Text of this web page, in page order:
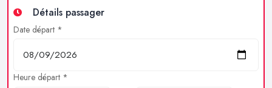
Détails passager
Date départ *
Heure départ *